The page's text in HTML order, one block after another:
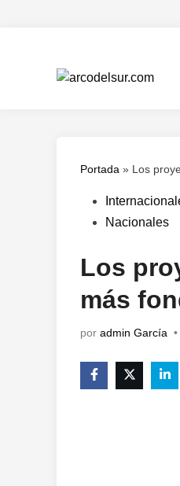
Portada » Los
Publicado
en
Nacionales
Los
más
por admin García •